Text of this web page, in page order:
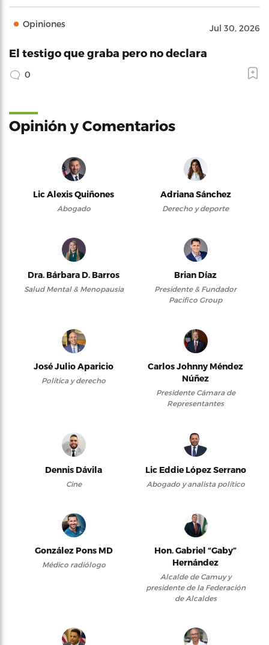
Opiniones Jul 30, 2026
El testigo que graba pero no declara
0
Opinión y Comentarios
Lic Alexis Quiñones
Abogado
Adriana Sánchez
Derecho y deporte
Dra. Bárbara D. Barros
Salud Mental & Menopausia
Brian Díaz
Presidente & Fundador
Pacifico Group
José Julio Aparicio
Política y derecho
Carlos Johnny Méndez
Núñez
Presidente Cámara de
Representantes
Dennis Dávila
Cine
Lic Eddie López Serrano
Abogado y analista político
González Pons MD
Médico radiólogo
Hon. Gabriel “Gaby”
Hernández
Alcalde de Camuy y
presidente de la Federación
de Alcaldes